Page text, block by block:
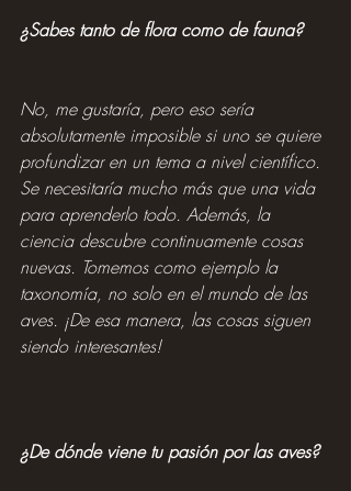
¿Sabes tanto de flora como de fauna?
No, me gustaría, pero eso sería
absolutamente imposible si uno se quiere
profundizar en un tema a nivel científico.
Se necesitaría mucho más que una vida
para aprenderlo todo. Además, la
ciencia descubre continuamente cosas
nuevas. Tomemos como ejemplo la
taxonomía, no solo en el mundo de las
aves. ¡De esa manera, las cosas siguen
siendo interesantes!
¿De dónde viene tu pasión por las aves?